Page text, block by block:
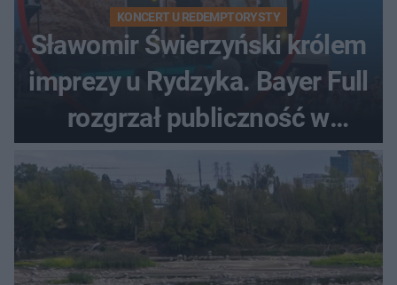
KONCERT U REDEMPTORYSTY
Sławomir Świerzyński królem
imprezy u Rydzyka. Bayer Full
rozgrzał publiczność w
Toruniu